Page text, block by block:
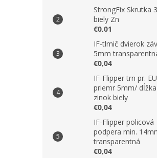
StrongFix Skrutka
biely Zn
€0,01
IF-tlmič dvierok
5mm
€0,04
IF-Flipper trn pr.
priemr 5mm/
zinok biely
€0,04
IF-Flipper policová
podpera min.
transparentná
€0,04